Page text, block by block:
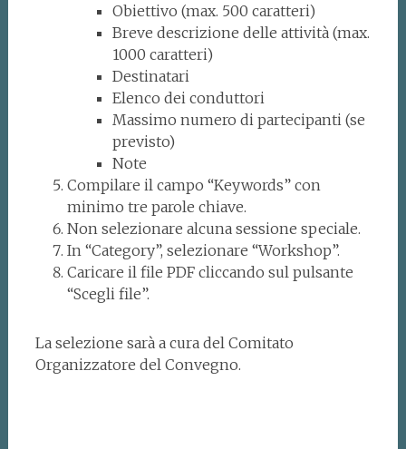
Obiettivo (max. 500 caratteri)
Breve descrizione delle attività (max.
1000 caratteri)
Destinatari
Elenco dei conduttori
Massimo numero di partecipanti (se
previsto)
Note
Compilare il campo “Keywords” con
minimo tre parole chiave.
Non selezionare alcuna sessione speciale.
In “Category”, selezionare “Workshop”.
Caricare il file PDF cliccando sul pulsante
“Scegli file”.
La selezione sarà a cura del Comitato
Organizzatore del Convegno.